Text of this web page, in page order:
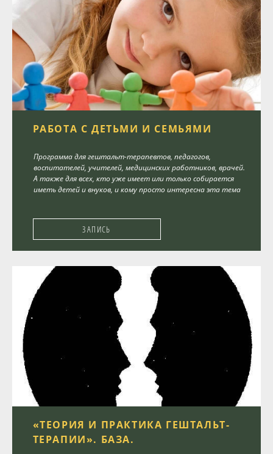
РАБОТА С ДЕТЬМИ И СЕМЬЯМИ
Программа для гештальт-терапевтов, педагогов,
воспитателей, учителей, медицинских работников, врачей.
А также для всех, кто уже имеет или только собирается
иметь детей и внуков, и кому просто интересна эта тема
ЗАПИСЬ
«ТЕОРИЯ И ПРАКТИКА ГЕШТАЛЬТ-
ТЕРАПИИ». БАЗА.